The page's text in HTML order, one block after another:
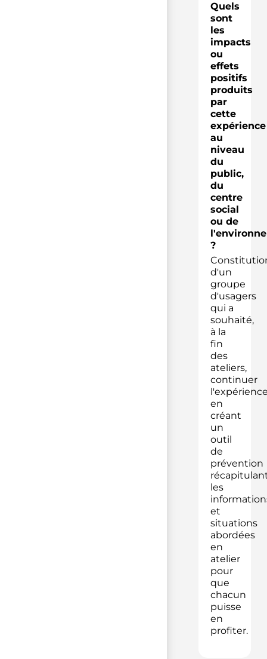
Quels
sont
les
impacts
ou
effets
positifs
produits
par
cette
expérience
au
niveau
du
public,
du
centre
social
ou de
?
d'un
groupe
d'usagers
qui a
souhaité,
à la
fin
des
ateliers,
continuer
en
créant
un
outil
de
prévention
les
et
situations
abordées
en
atelier
pour
que
chacun
puisse
en
profiter.